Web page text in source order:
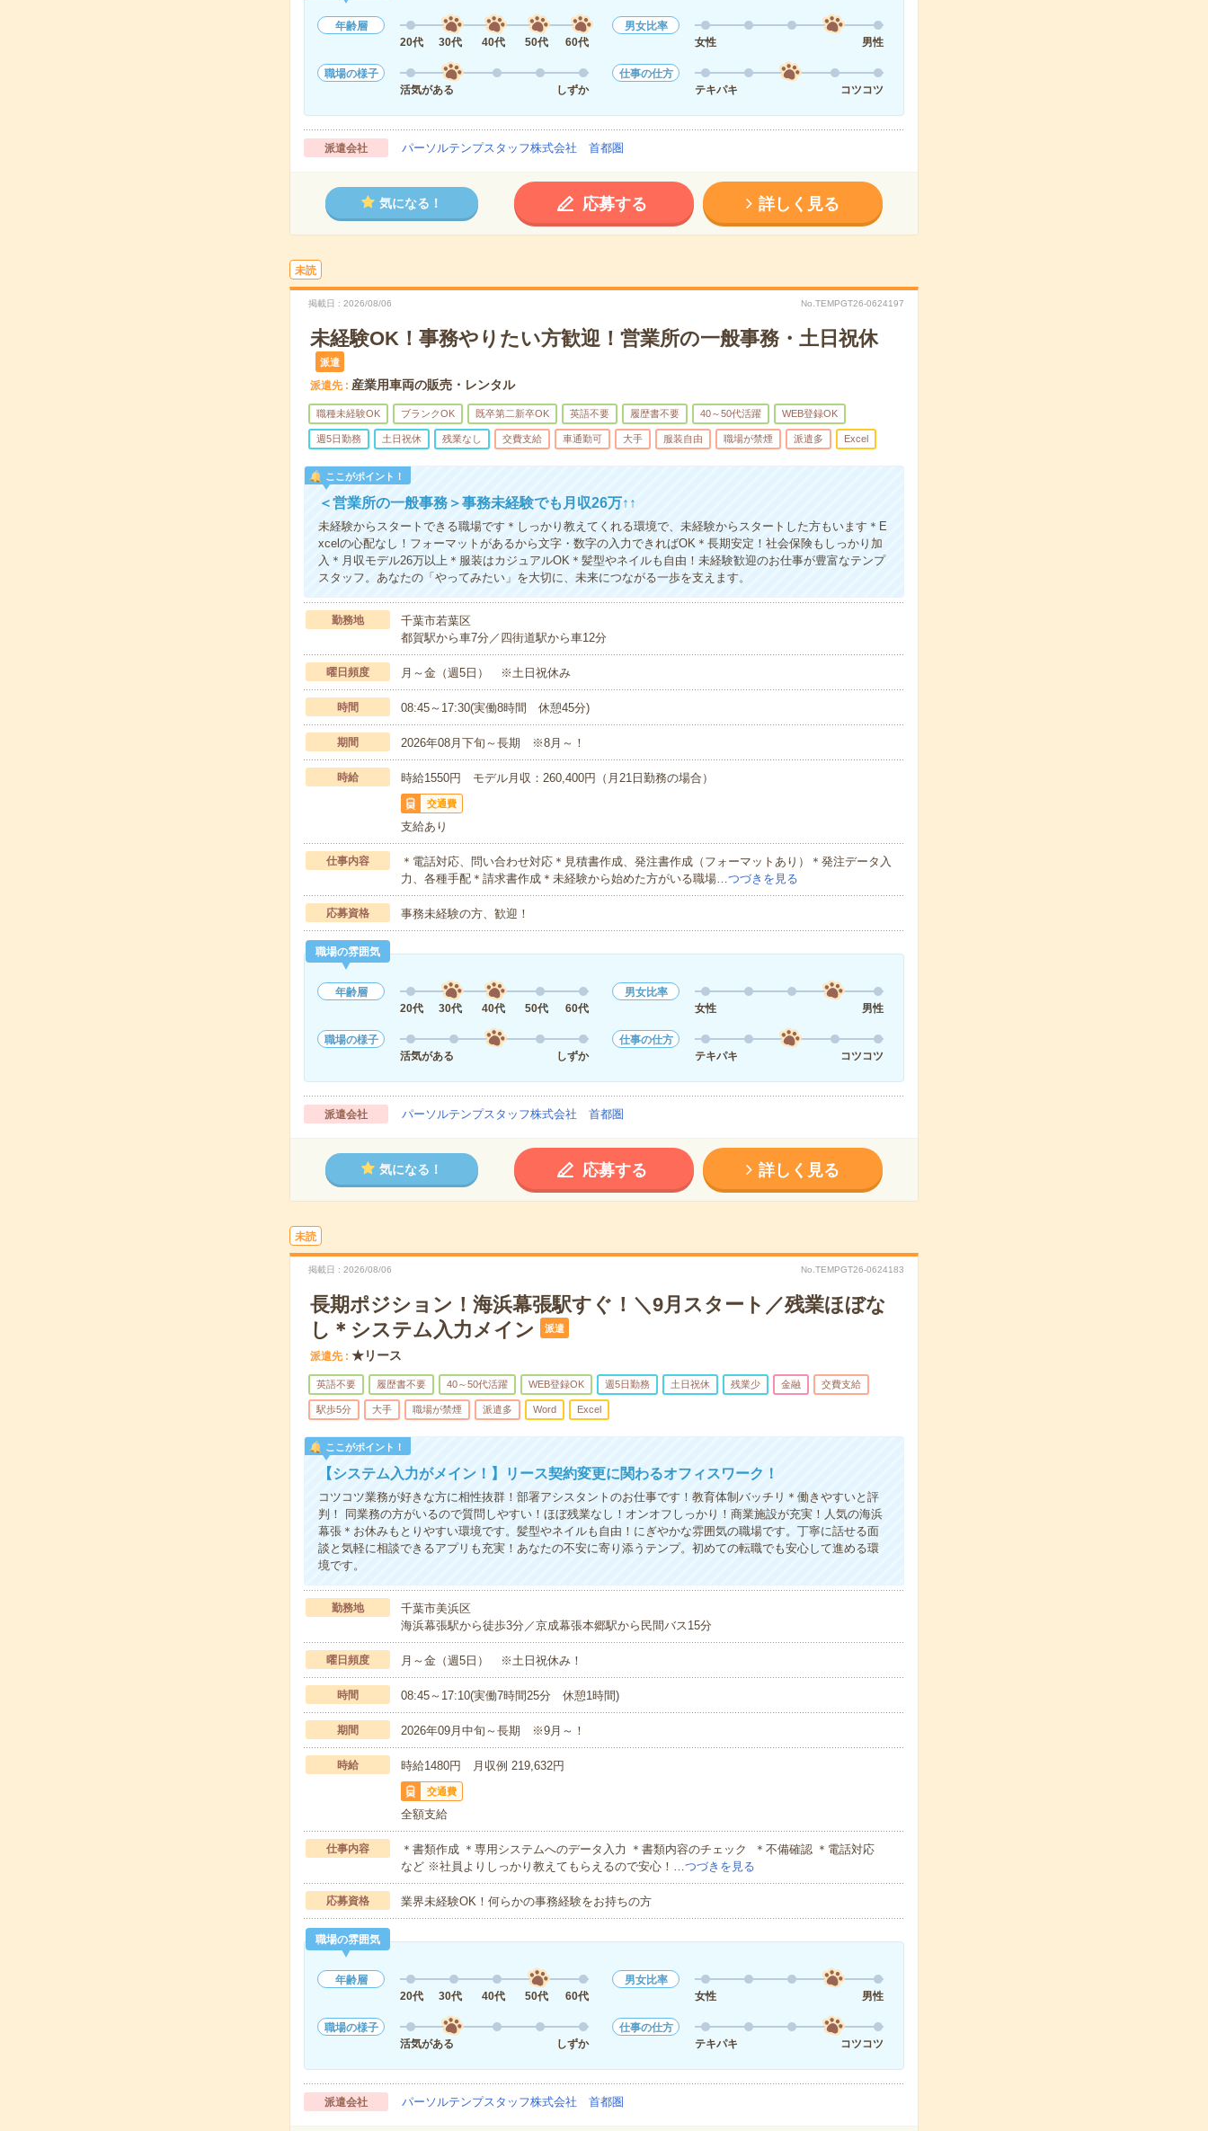
年齢層
20代
30代 40代 50代 60代
男女比率
女性
男性
職場の様子
活気がある
しずか
仕事の仕方
テキパキ
コツコツ
派遣会社 パーソルテンプスタッフ株式会社 首都圏
気になる！ 応募する 詳しく見る
未読
掲載日 2026/08/06 No.TEMPGT26-0624197
未経験OK！事務やりたい方歓迎！営業所の一般事務・土日祝休
派遣
派遣先 産業用車両の販売・レンタル
職種未経験OK ブランクOK 既卒第二新卒OK 英語不要 履歴書不要 40～50代活躍 WEB登録OK
週5日勤務 土日祝休 残業なし 交費支給 車通勤可 大手 服装自由 職場が禁煙 派遣多 Excel
ここがポイント！
＜営業所の一般事務＞事務未経験でも月収26万↑↑
未経験からスタートできる職場です＊しっかり教えてくれる環境で、未経験からスタートした方もいます＊E
xcelの心配なし！フォーマットがあるから文字・数字の入力できればOK＊長期安定！社会保険もしっかり加
入＊月収モデル26万以上＊服装はカジュアルOK＊髪型やネイルも自由！未経験歓迎のお仕事が豊富なテンプ
スタッフ。あなたの「やってみたい」を大切に、未来につながる一歩を支えます。
勤務地
千葉市若葉区
都賀駅から車7分／四街道駅から車12分
曜日頻度 月～金（週5日） ※土日祝休み
時間 08:45～17:30(実働8時間 休憩45分)
期間 2026年08月下旬～長期 ※8月～！
時給 時給1550円 モデル月収：260,400円（月21日勤務の場合）
交通費
支給あり
仕事内容
＊電話対応、問い合わせ対応＊見積書作成、発注書作成（フォーマットあり）＊発注データ入
力、各種手配＊請求書作成＊未経験から始めた方がいる職場…つづきを見る
応募資格 事務未経験の方、歓迎！
職場の雰囲気
年齢層
20代
30代 40代 50代 60代
男女比率
女性
男性
職場の様子
活気がある
しずか
仕事の仕方
テキパキ
コツコツ
派遣会社 パーソルテンプスタッフ株式会社 首都圏
気になる！ 応募する 詳しく見る
未読
掲載日 2026/08/06 No.TEMPGT26-0624183
長期ポジション！海浜幕張駅すぐ！＼9月スタート／残業ほぼな
し＊システム入力メイン
派遣
派遣先 ★リース
英語不要 履歴書不要 40～50代活躍 WEB登録OK 週5日勤務 土日祝休 残業少 金融 交費支給
駅歩5分 大手 職場が禁煙 派遣多 Word Excel
ここがポイント！
【システム入力がメイン！】リース契約変更に関わるオフィスワーク！
コツコツ業務が好きな方に相性抜群！部署アシスタントのお仕事です！教育体制バッチリ＊働きやすいと評
判！ 同業務の方がいるので質問しやすい！ほぼ残業なし！オンオフしっかり！商業施設が充実！人気の海浜
幕張＊お休みもとりやすい環境です。髪型やネイルも自由！にぎやかな雰囲気の職場です。丁寧に話せる面
談と気軽に相談できるアプリも充実！あなたの不安に寄り添うテンプ。初めての転職でも安心して進める環
境です。
勤務地
千葉市美浜区
海浜幕張駅から徒歩3分／京成幕張本郷駅から民間バス15分
曜日頻度 月～金（週5日） ※土日祝休み！
時間 08:45～17:10(実働7時間25分 休憩1時間)
期間 2026年09月中旬～長期 ※9月～！
時給 時給1480円 月収例 219,632円
交通費
全額支給
仕事内容
＊書類作成 ＊専用システムへのデータ入力 ＊書類内容のチェック ＊不備確認 ＊電話対応
など ※社員よりしっかり教えてもらえるので安心！…つづきを見る
応募資格 業界未経験OK！何らかの事務経験をお持ちの方
職場の雰囲気
年齢層
20代
30代 40代 50代 60代
男女比率
女性
男性
職場の様子
活気がある
しずか
仕事の仕方
テキパキ
コツコツ
派遣会社 パーソルテンプスタッフ株式会社 首都圏